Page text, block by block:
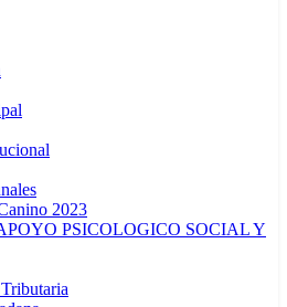
2023
PSICOLOGICO SOCIAL Y